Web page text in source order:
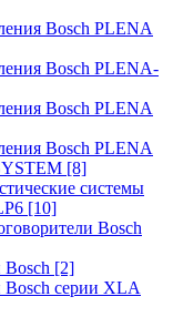
Bosch PLENA
Bosch PLENA-
Bosch PLENA
Bosch PLENA
[8]
системы
[10]
Bosch
Bosch [2]
Bosch серии XLA